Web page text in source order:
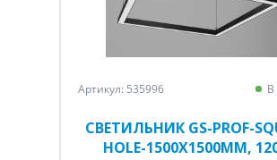
Артикул: 535996 В
СВЕТИЛЬНИК GS-PROF-
HOLE-1500Х1500ММ,